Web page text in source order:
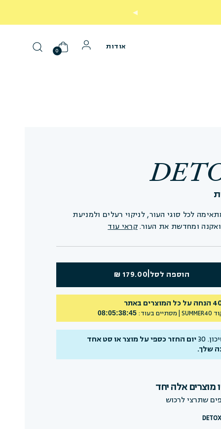
אודות 0
לכל סוגי העור, לניקוי רעלים ולמניעת
ומחדשת את העור.קראי עוד
הוספה לסל 179.00 ₪
באתר
SUMMER40| מסתיים בעוד: 08:05:38:44
30
יום החזר כספי על מוצר או סט אחד
שלך.
מוצרים אלה יחד
שתרצי לרכוש